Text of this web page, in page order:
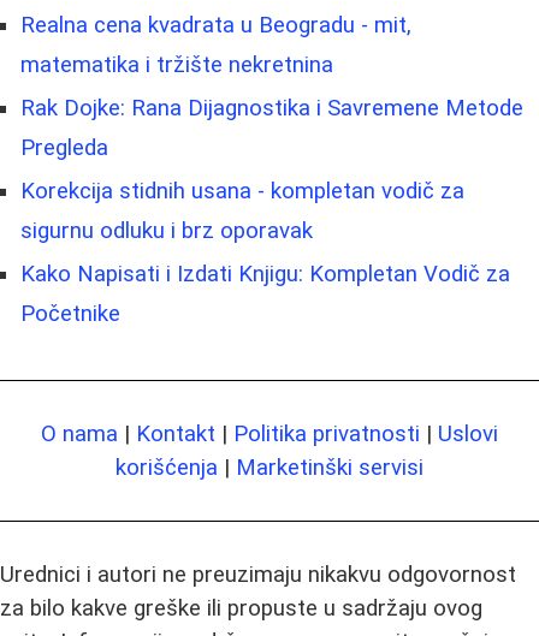
Realna cena kvadrata u Beogradu - mit,
matematika i tržište nekretnina
Rak Dojke: Rana Dijagnostika i Savremene Metode
Pregleda
Korekcija stidnih usana - kompletan vodič za
sigurnu odluku i brz oporavak
Kako Napisati i Izdati Knjigu: Kompletan Vodič za
Početnike
O nama | Kontakt | Politika privatnosti | Uslovi
korišćenja | Marketinški servisi
Urednici i autori ne preuzimaju nikakvu odgovornost
za bilo kakve greške ili propuste u sadržaju ovog